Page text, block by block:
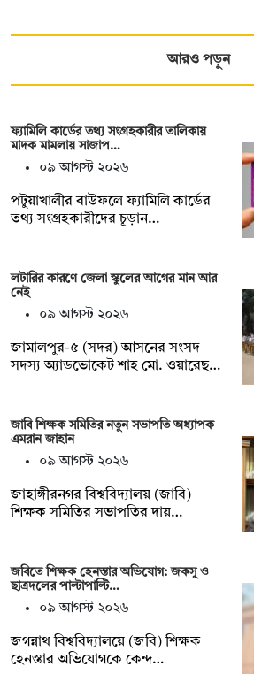
আরও পড়ুন
ফ্যামিলি কার্ডের তথ্য সংগ্রহকারীর তালিকায়
মাদক মামলায় সাজাপ…
০৯ আগস্ট ২০২৬
পটুয়াখালীর বাউফলে ফ্যামিলি কার্ডের
তথ্য সংগ্রহকারীদের চূড়ান…
লটারির কারণে জেলা স্কুলের আগের মান আর
নেই
০৯ আগস্ট ২০২৬
জামালপুর-৫ (সদর) আসনের সংসদ
সদস্য অ্যাডভোকেট শাহ মো. ওয়ারেছ…
জাবি শিক্ষক সমিতির নতুন সভাপতি অধ্যাপক
এমরান জাহান
০৯ আগস্ট ২০২৬
জাহাঙ্গীরনগর বিশ্ববিদ্যালয় (জাবি)
শিক্ষক সমিতির সভাপতির দায়…
জবিতে শিক্ষক হেনস্তার অভিযোগ: জকসু ও
ছাত্রদলের পাল্টাপাল্টি…
০৯ আগস্ট ২০২৬
জগন্নাথ বিশ্ববিদ্যালয়ে (জবি) শিক্ষক
হেনস্তার অভিযোগকে কেন্দ…